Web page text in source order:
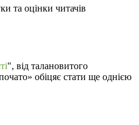
та оцінки читачів
", від талановитого
обіцяє стати ще однією